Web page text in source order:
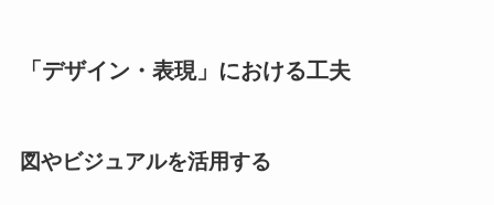
「デザイン・表現」における工夫
図やビジュアルを活用する